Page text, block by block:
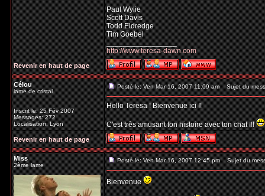
Paul Wylie
Scott Davis
Todd Eldredge
Tim Goebel
_________________
http://www.teresa-dawn.com
Revenir en haut de page
Célou
lame de cristal
Inscrit le: 25 Fév 2007
Messages: 272
Localisation: Lyon
Posté le: Ven Mar 16, 2007 11:09 am Sujet du
Hello Teresa ! Bienvenue ici !!
C'est très amusant ton histoire avec ton chat !!!
Revenir en haut de page
Miss
2ème lame
Posté le: Ven Mar 16, 2007 12:45 pm Sujet du
Bienvenue